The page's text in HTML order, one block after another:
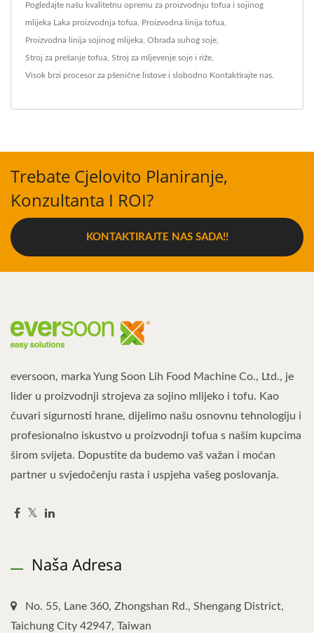
Pogledajte našu kvalitetnu opremu za proizvodnju tofua i sojinog
mlijeka Laka proizvodnja tofua Proizvodna linija tofua
Proizvodna linija sojinog mlijeka Obrada suhog soje
Stroj za prešanje tofua Stroj za mljevenje soje i riže
Visok brzi procesor za pšenične listove i slobodno Kontaktirajte nas
Trebate Cjelovito Planiranje,
Konzultanta I ROI?
KONTAKTIRAJTE NAS SADA!!
eversoon, marka Yung Soon Lih Food Machine Co., Ltd., je
lider u proizvodnji strojeva za sojino mlijeko i tofu. Kao
čuvari sigurnosti hrane, dijelimo našu osnovnu tehnologiju i
profesionalno iskustvo u proizvodnji tofua s našim kupcima
širom svijeta. Dopustite da budemo vaš važan i moćan
partner u svjedočenju rasta i uspjeha vašeg poslovanja.
Naša Adresa
No. 55, Lane 360, Zhongshan Rd., Shengang District,
Taichung City 42947, Taiwan